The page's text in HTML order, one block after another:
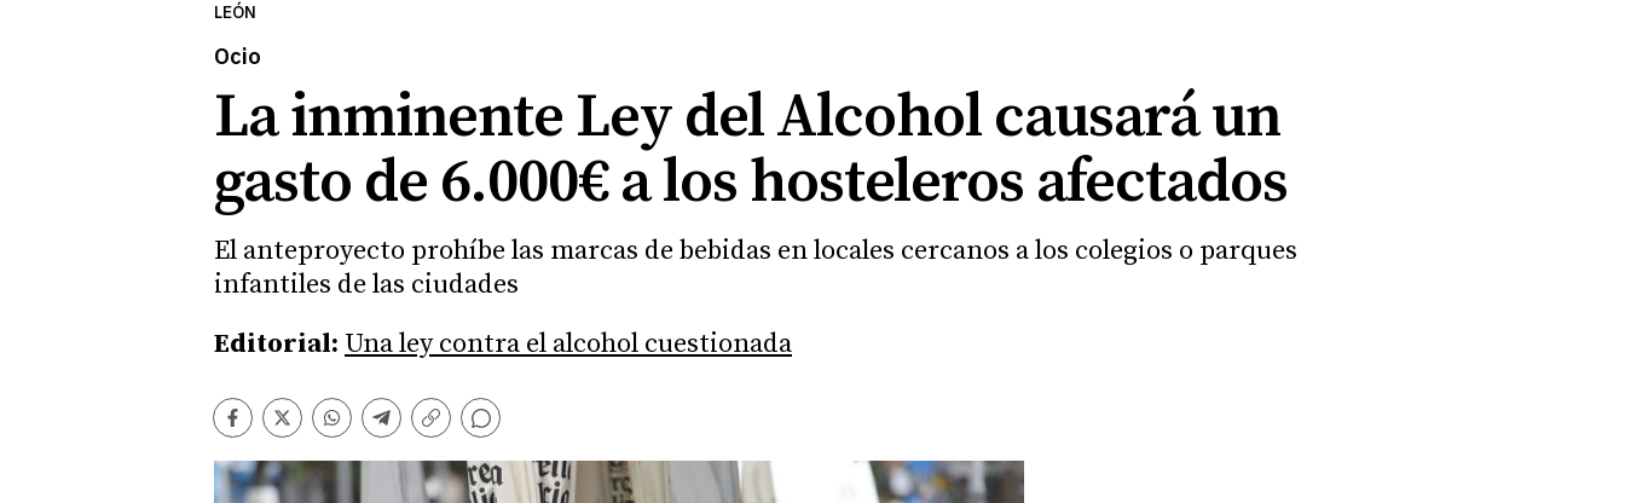
LEÓN
Ocio
La inminente Ley del Alcohol causará un
gasto de 6.000€ a los hosteleros afectados
El anteproyecto prohíbe las marcas de bebidas en locales cercanos a los colegios o parques
infantiles de las ciudades
Editorial: Una ley contra el alcohol cuestionada
Facebook
TwitterWhatsapp
Telegram
Copiar
enlace
Comentarios